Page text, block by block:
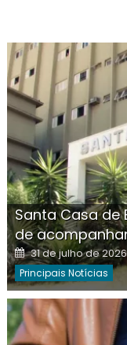
Santa Casa de
de
Posted
on
31 de julho de 2026
Principais Notícias